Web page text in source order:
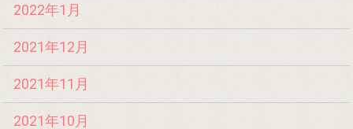
2022年1月
2021年12月
2021年11月
2021年10月